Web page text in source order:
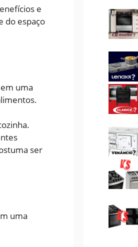
e
do espaço
uma
ser
uma